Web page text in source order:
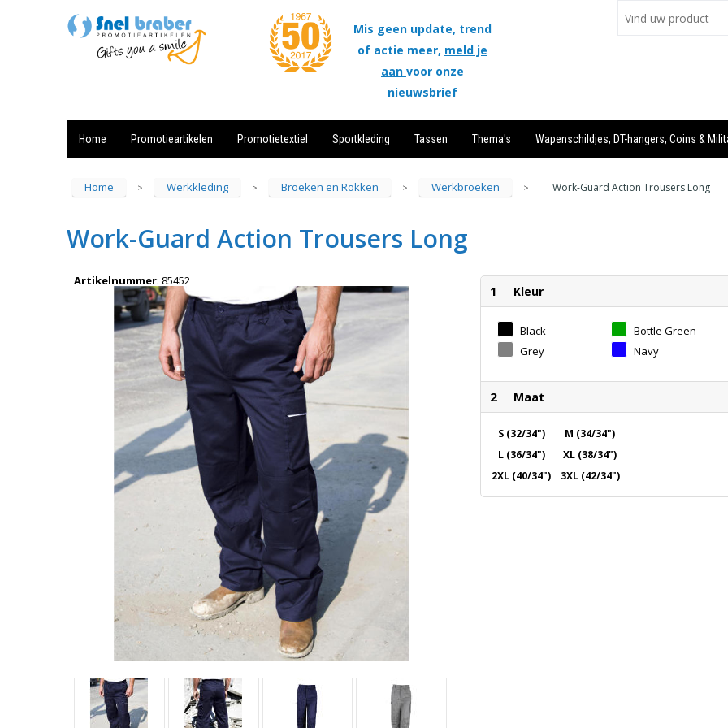
Mis geen update, trend
of actie meer, meld je
aan voor onze
nieuwsbrief
Home Promotieartikelen Promotietextiel Sportkleding Tassen Thema's Wapenschildjes, DT-hangers, Coins &
Home > Werkkleding > Broeken en Rokken > Werkbroeken > Work-Guard Action Trousers Long
Work-Guard Action Trousers Long
Artikelnummer: 85452
1 Kleur
Black
Bottle Green
Grey
Navy
2 Maat
S (32/34")
M (34/34")
L (36/34")
XL (38/34")
2XL (40/34")
3XL (42/34")